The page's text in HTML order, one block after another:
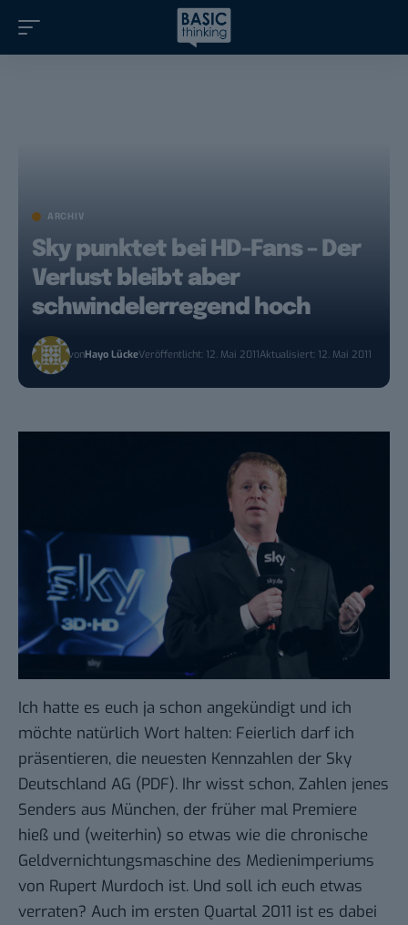
ARCHIV
Sky punktet bei HD-Fans – Der
Verlust bleibt aber
schwindelerregend hoch
vonHayo LückeVeröffentlicht: 12. Mai 2011Aktualisiert: 12. Mai 2011
Ich hatte es euch ja schon angekündigt und ich
möchte natürlich Wort halten: Feierlich darf ich
präsentieren, die neuesten Kennzahlen der Sky
Deutschland AG (PDF). Ihr wisst schon, Zahlen jenes
Senders aus München, der früher mal Premiere
hieß und (weiterhin) so etwas wie die chronische
Geldvernichtungsmaschine des Medienimperiums
von Rupert Murdoch ist. Und soll ich euch etwas
verraten? Auch im ersten Quartal 2011 ist es dabei